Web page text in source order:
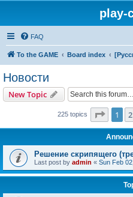
play-
FAQ
To the GAME Board index
Новости
New Topic
225 topics Page 1
1 2
Решение скрипящего
Last post by admin « Sun Feb